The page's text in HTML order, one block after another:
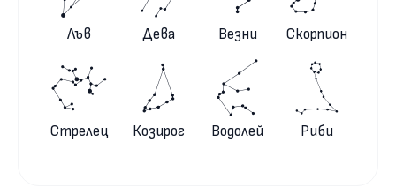
Лъв Дева Везни Скорпион
Стрелец Козирог Водолей Риби